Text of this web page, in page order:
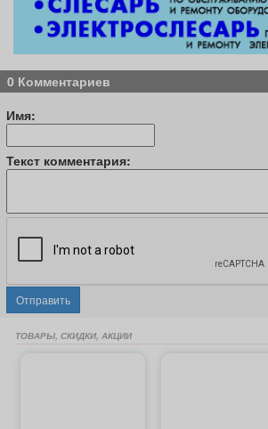
0 Комментариев
Имя:
Текст комментария:
Отправить
ТОВАРЫ, СКИДКИ, АКЦИИ